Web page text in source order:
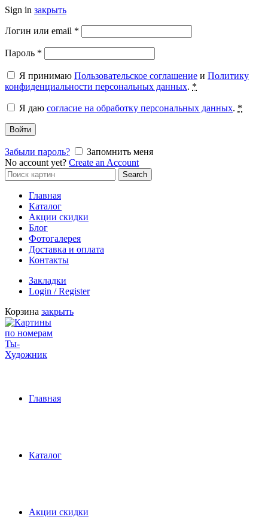
Sign in закрыть
Логин или email *
Пароль *
Я принимаю Пользовательское соглашение и Политику
конфиденциальности персональных данных. *
Я даю согласие на обработку персональных данных. *
Войти
Забыли пароль?
Запомнить меня
No account yet? Create an Account
Search
for:
Search
Главная
Каталог
Акции скидки
Блог
Фотогалерея
Доставка и оплата
Контакты
Закладки
Login / Register
Корзина закрыть
Главная
Каталог
Акции скидки